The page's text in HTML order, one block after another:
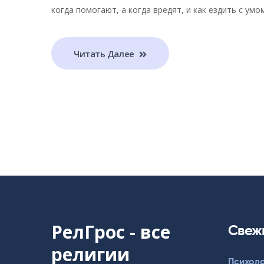
когда помогают, а когда вредят, и как ездить с
Читать Далее
РелГрос - все
религии